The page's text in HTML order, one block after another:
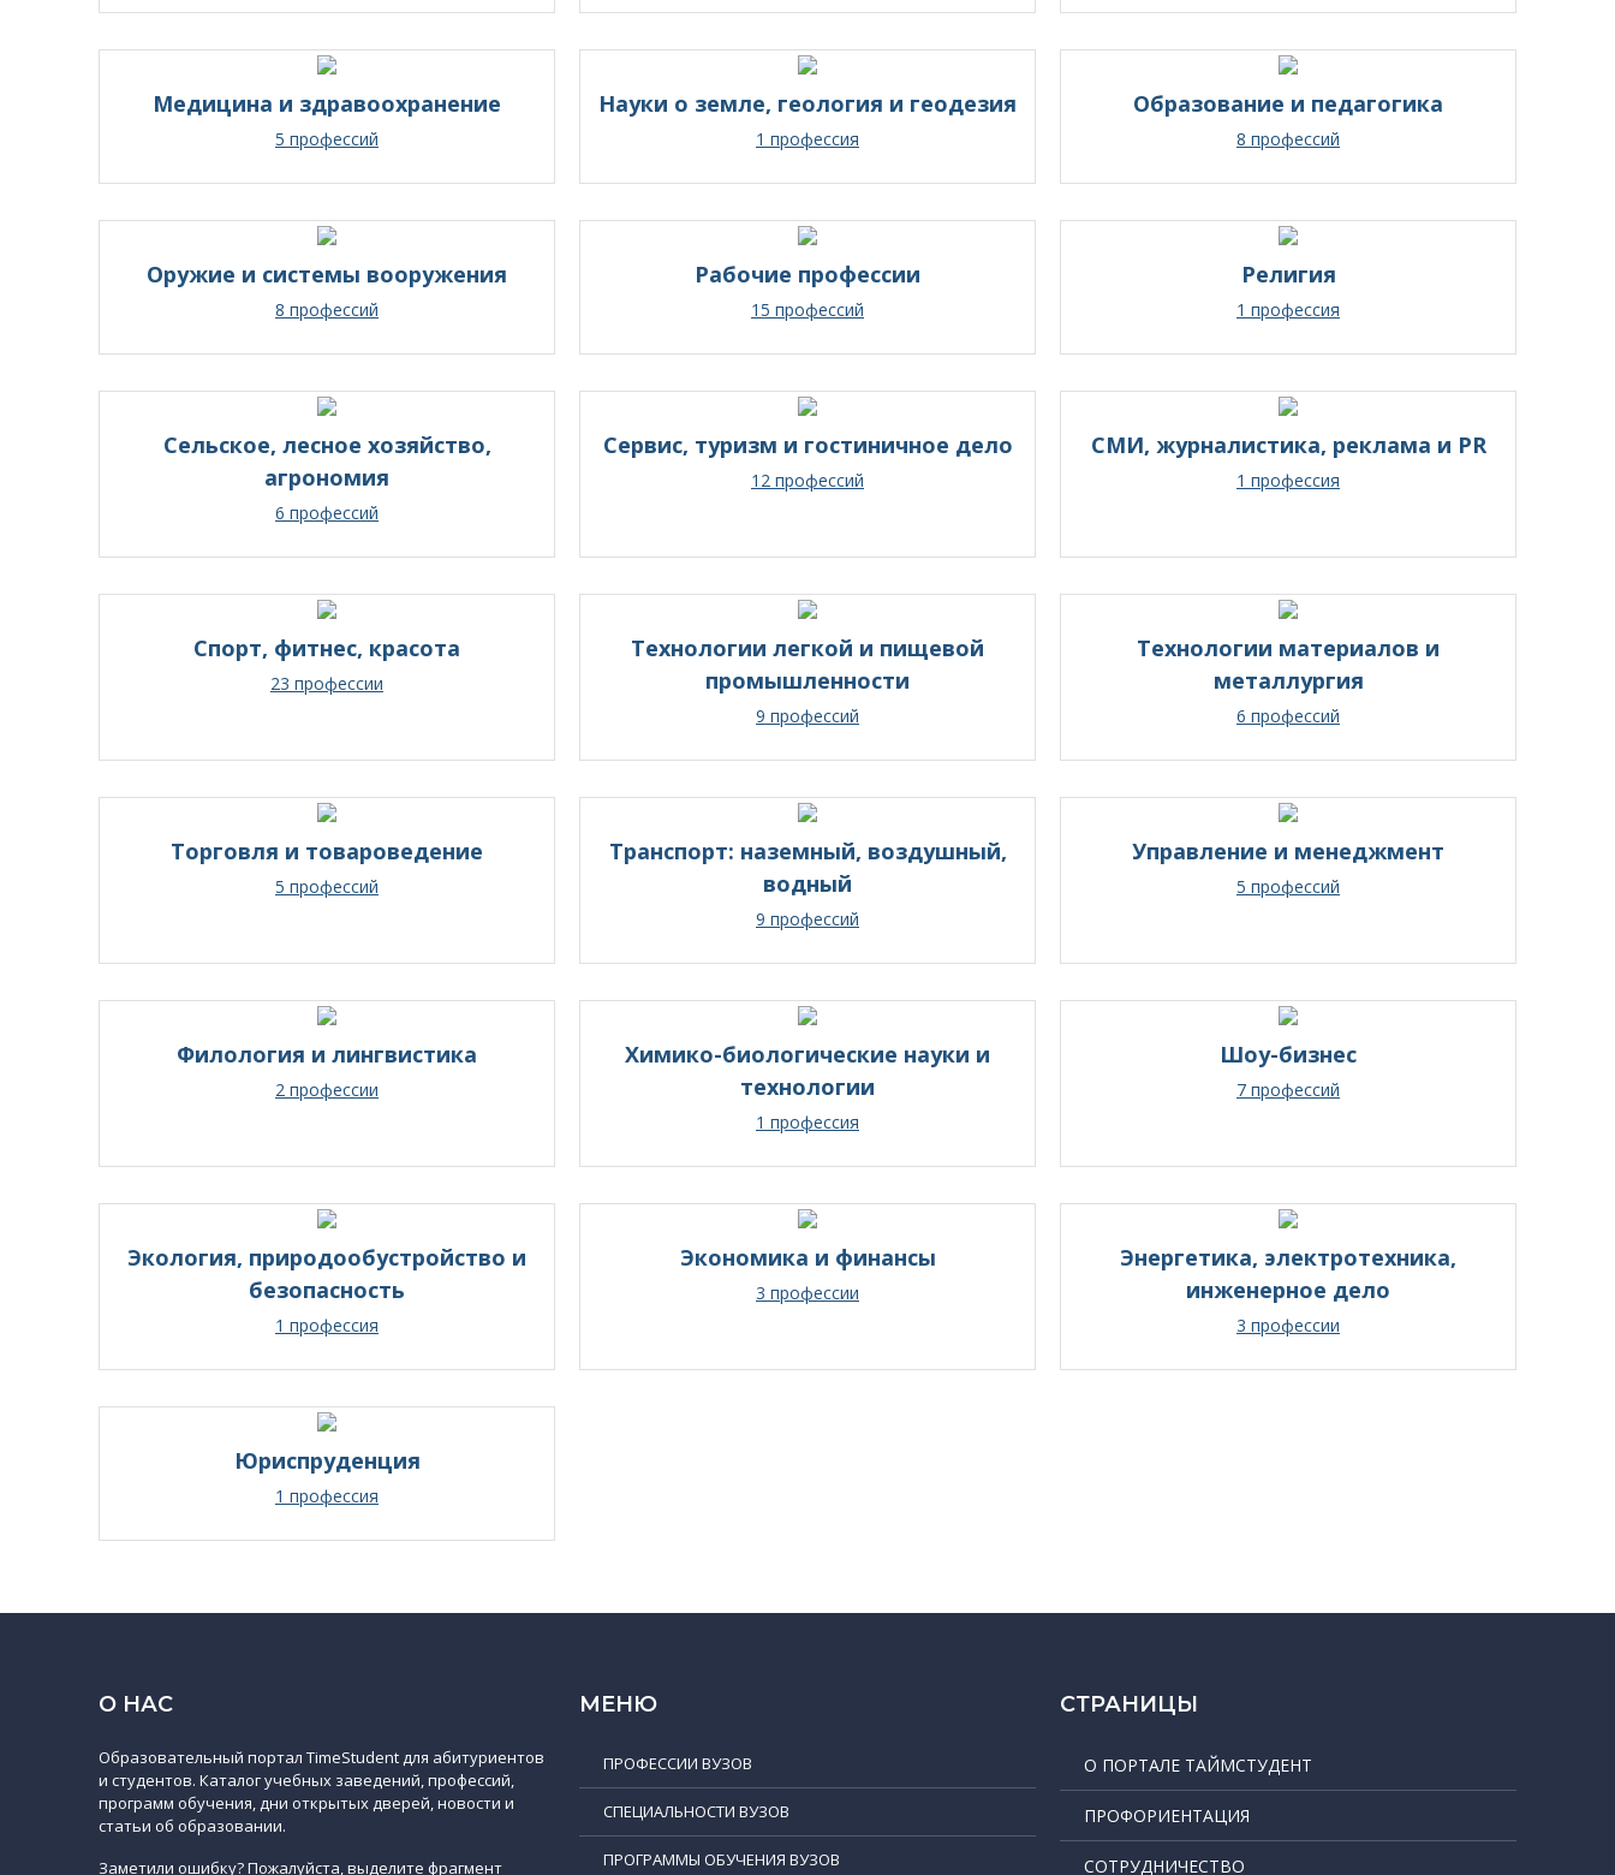
Медицина и здравоохранение
5 профессий
Науки о земле, геология и геодезия
1 профессия
Образование и педагогика
8 профессий
Оружие и системы вооружения
8 профессий
Рабочие профессии
15 профессий
Религия
1 профессия
Сельское, лесное хозяйство,
агрономия
6 профессий
Сервис, туризм и гостиничное дело
12 профессий
СМИ, журналистика, реклама и PR
1 профессия
Спорт, фитнес, красота
23 профессии
Технологии легкой и пищевой
промышленности
9 профессий
Технологии материалов и
металлургия
6 профессий
Торговля и товароведение
5 профессий
Транспорт: наземный, воздушный,
водный
9 профессий
Управление и менеджмент
5 профессий
Филология и лингвистика
2 профессии
Химико-биологические науки и
технологии
1 профессия
Шоу-бизнес
7 профессий
Экология, природообустройство и
безопасность
1 профессия
Экономика и финансы
3 профессии
Энергетика, электротехника,
инженерное дело
3 профессии
Юриспруденция
1 профессия
О НАС
Образовательный портал TimeStudent для абитуриентов
и студентов. Каталог учебных заведений, профессий,
программ обучения, дни открытых дверей, новости и
статьи об образовании.
Заметили ошибку? Пожалуйста, выделите фрагмент
МЕНЮ
ПРОФЕССИИ ВУЗОВ
СПЕЦИАЛЬНОСТИ ВУЗОВ
ПРОГРАММЫ ОБУЧЕНИЯ ВУЗОВ
СТРАНИЦЫ
О ПОРТАЛЕ ТАЙМСТУДЕНТ
ПРОФОРИЕНТАЦИЯ
СОТРУДНИЧЕСТВО